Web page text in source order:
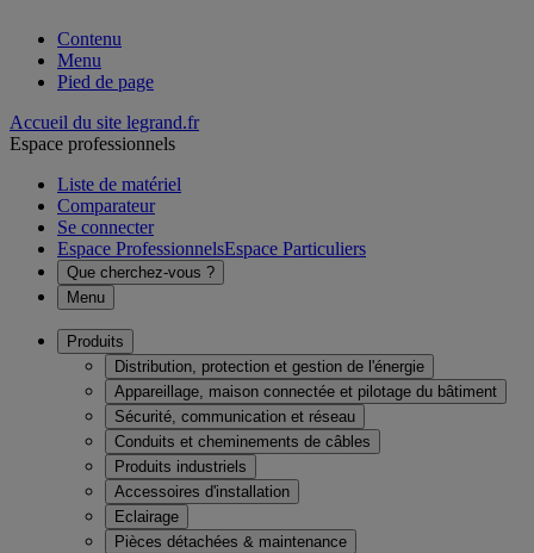
Contenu
Menu
Pied de page
Accueil du site legrand.fr
Espace professionnels
Liste de matériel
Comparateur
Se connecter
Espace ProfessionnelsEspace Particuliers
Que cherchez-vous ?
Menu
Produits
Distribution, protection et gestion de l'énergie
Appareillage, maison connectée et pilotage du bâtiment
Sécurité, communication et réseau
Conduits et cheminements de câbles
Produits industriels
Accessoires d'installation
Eclairage
Pièces détachées & maintenance